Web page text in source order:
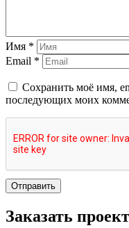
Имя *
Email *
Сохранить моё имя,
последующих моих
Отправить
Заказать проект